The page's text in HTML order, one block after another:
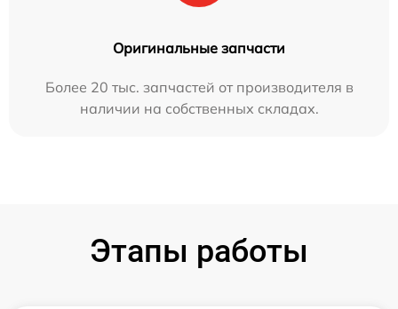
Оригинальные запчасти
Более 20 тыс. запчастей от производителя в
наличии на собственных складах.
Этапы работы